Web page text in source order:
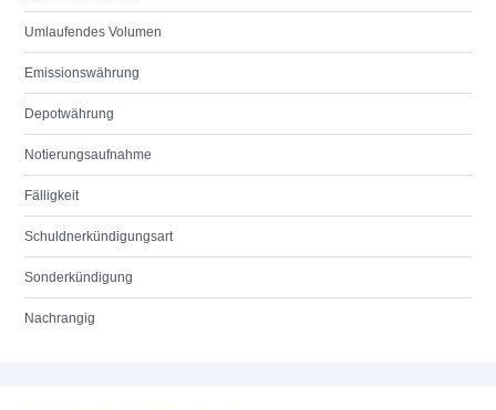
Umlaufendes Volumen
Emissionswährung
Depotwährung
Notierungsaufnahme
Fälligkeit
Schuldnerkündigungsart
Sonderkündigung
Nachrangig